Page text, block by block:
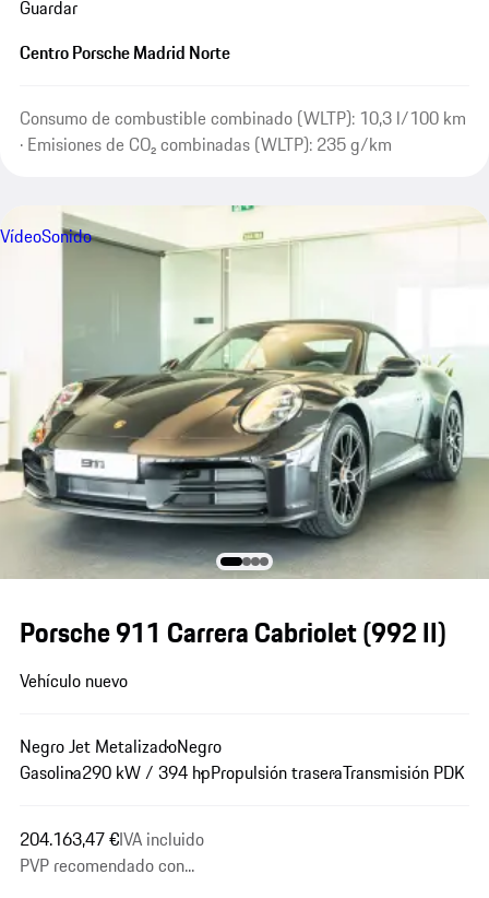
Guardar
Centro Porsche Madrid Norte
Consumo de combustible combinado (WLTP): 10,3 l/100 km
· Emisiones de CO₂ combinadas (WLTP): 235 g/km
VídeoSonido
Porsche 911 Carrera Cabriolet(992 II)
Vehículo nuevo
Negro Jet MetalizadoNegro
Gasolina290 kW / 394 hpPropulsión traseraTransmisión PDK
204.163,47 €IVA incluido
PVP recomendado con...